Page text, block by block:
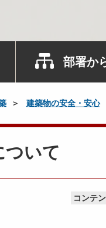
部署か
建築物の安全・安心
ついて
コンテ